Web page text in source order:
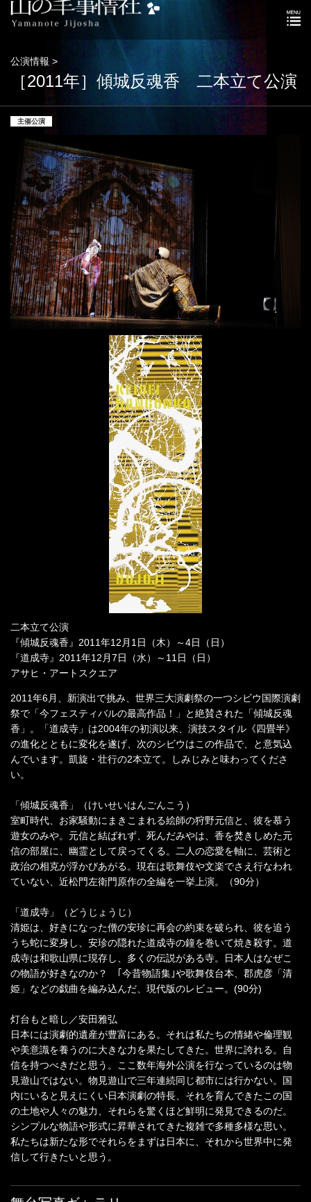
公演情報 >
［2011年］傾城反魂香 二本立て公演
主催公演
二本立て公演
『傾城反魂香』2011年12月1日（木）～4日（日）
『道成寺』2011年12月7日（水）～11日（日）
アサヒ・アートスクエア
2011年6月、新演出で挑み、世界三大演劇祭の一つシビウ国際演劇
祭で「今フェスティバルの最高作品！」と絶賛された「傾城反魂
香」。「道成寺」は2004年の初演以来、演技スタイル《四畳半》
の進化とともに変化を遂げ、次のシビウはこの作品で、と意気込
んでいます。凱旋・壮行の2本立て。しみじみと味わってくださ
い。
「傾城反魂香」（けいせいはんごんこう）
室町時代、お家騒動にまきこまれる絵師の狩野元信と、彼を慕う
遊女のみや。元信と結ばれず、死んだみやは、香を焚きしめた元
信の部屋に、幽霊として戻ってくる。二人の恋愛を軸に、芸術と
政治の相克が浮かびあがる。現在は歌舞伎や文楽でさえ行なわれ
ていない、近松門左衛門原作の全編を一挙上演。（90分）
「道成寺」（どうじょうじ）
清姫は、好きになった僧の安珍に再会の約束を破られ、彼を追う
うち蛇に変身し、安珍の隠れた道成寺の鐘を巻いて焼き殺す。道
成寺は和歌山県に現存し、多くの伝説がある寺。日本人はなぜこ
の物語が好きなのか？ ｢今昔物語集｣や歌舞伎台本、郡虎彦「清
姫」などの戯曲を編み込んだ、現代版のレビュー。(90分)
灯台もと暗し／安田雅弘
日本には演劇的遺産が豊富にある。それは私たちの情緒や倫理観
や美意識を養うのに大きな力を果たしてきた。世界に誇れる。自
信を持つべきだと思う。ここ数年海外公演を行なっているのは物
見遊山ではない。物見遊山で三年連続同じ都市には行かない。国
内にいると見えにくい日本演劇の特長、それを育んできたこの国
の土地や人々の魅力、それらを驚くほど鮮明に発見できるのだ。
シンプルな物語や形式に昇華されてきた複雑で多種多様な思い。
私たちは新たな形でそれらをまずは日本に、それから世界中に発
信して行きたいと思う。